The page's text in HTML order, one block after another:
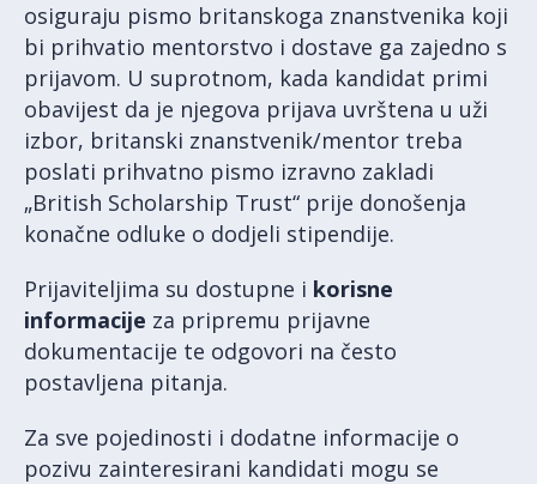
osiguraju pismo britanskoga znanstvenika koji
bi prihvatio mentorstvo i dostave ga zajedno s
prijavom. U suprotnom, kada kandidat primi
obavijest da je njegova prijava uvrštena u uži
izbor, britanski znanstvenik/mentor treba
poslati prihvatno pismo izravno zakladi
„British Scholarship Trust“ prije donošenja
konačne odluke o dodjeli stipendije.
Prijaviteljima su dostupne i korisne
informacije za pripremu prijavne
dokumentacije te odgovori na često
postavljena pitanja.
Za sve pojedinosti i dodatne informacije o
pozivu zainteresirani kandidati mogu se